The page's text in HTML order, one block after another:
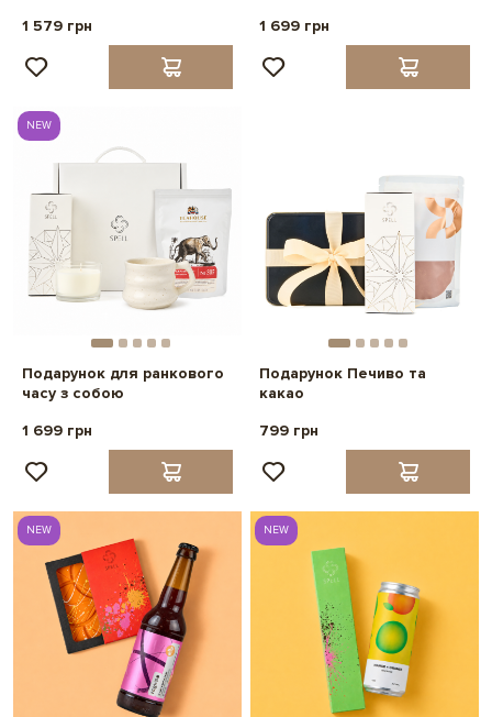
1 579 грн
1 699 грн
NEW
Подарунок для ранкового
часу з собою
1 699 грн
Подарунок Печиво та
какао
799 грн
NEW NEW